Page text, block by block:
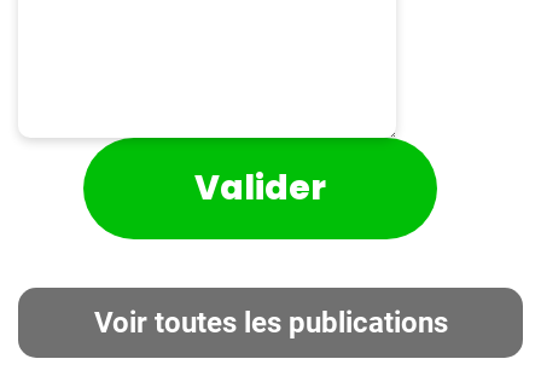
Voir toutes les publications